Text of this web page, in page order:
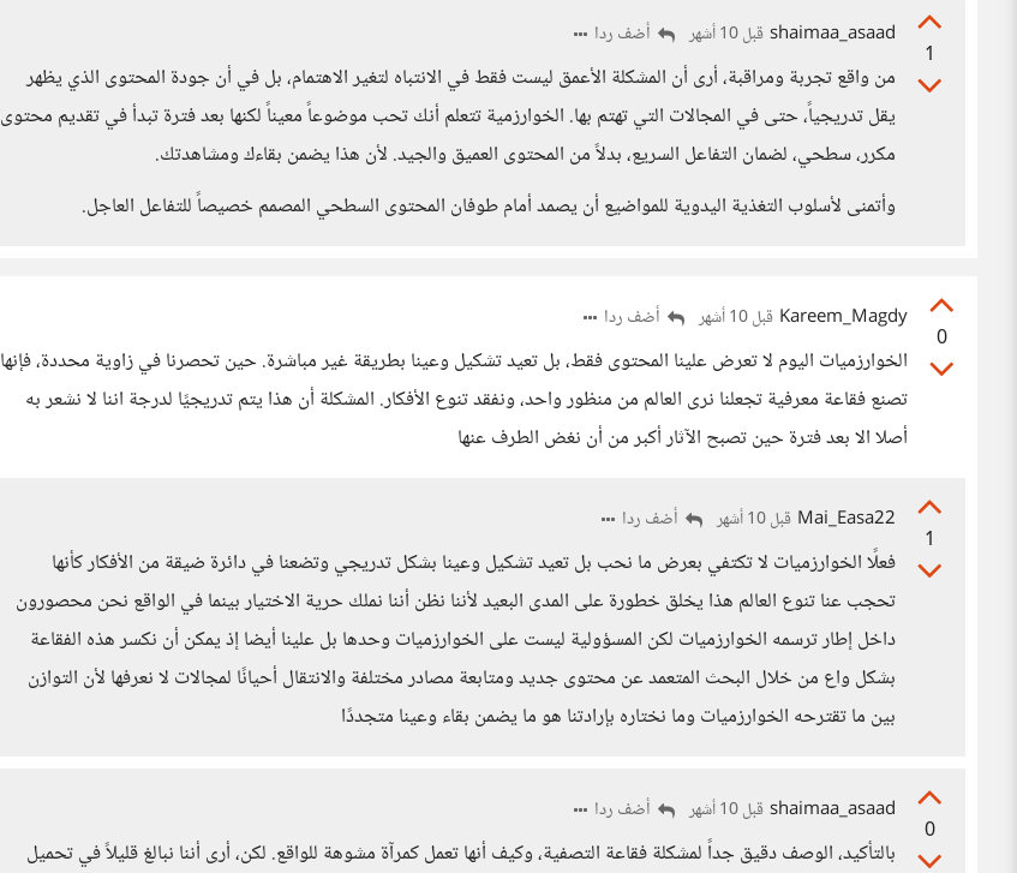
1
shaimaa_asaad قبل 10 أشهر أضف ردا
من واقع تجربة ومراقبة، أرى أن المشكلة الأعمق ليست فقط في الانتباه لتغير الاهتمام، بل في أن جودة المحتوى الذي يظهر
يقل تدريجياً، حتى في المجالات التي تهتم بها. الخوارزمية تتعلم أنك تحب موضوعاً معيناً لكنها بعد فترة تبدأ في تقديم محتوى
مكرر، سطحي، لضمان التفاعل السريع، بدلاً من المحتوى العميق والجيد. لأن هذا يضمن بقاءك ومشاهدتك.
وأتمنى لأسلوب التغذية اليدوية للمواضيع أن يصمد أمام طوفان المحتوى السطحي المصمم خصيصاً للتفاعل العاجل.
0
Kareem_Magdy قبل 10 أشهر أضف ردا
الخوارزميات اليوم لا تعرض علينا المحتوى فقط، بل تعيد تشكيل وعينا بطريقة غير مباشرة. حين تحصرنا في زاوية محددة، فإنها
تصنع فقاعة معرفية تجعلنا نرى العالم من منظور واحد، ونفقد تنوع الأفكار. المشكلة أن هذا يتم تدريجيًا لدرجة اننا لا نشعر به
أصلا الا بعد فترة حين تصبح الآثار أكبر من أن نغض الطرف عنها
1
Mai_Easa22 قبل 10 أشهر أضف ردا
فعلًا الخوارزميات لا تكتفي بعرض ما نحب بل تعيد تشكيل وعينا بشكل تدريجي وتضعنا في دائرة ضيقة من الأفكار كأنها
تحجب عنا تنوع العالم هذا يخلق خطورة على المدى البعيد لأننا نظن أننا نملك حرية الاختيار بينما في الواقع نحن محصورون
داخل إطار ترسمه الخوارزميات لكن المسؤولية ليست على الخوارزميات وحدها بل علينا أيضا إذ يمكن أن نكسر هذه الفقاعة
بشكل واع من خلال البحث المتعمد عن محتوى جديد ومتابعة مصادر مختلفة والانتقال أحيانًا لمجالات لا نعرفها لأن التوازن
بين ما تقترحه الخوارزميات وما نختاره بإرادتنا هو ما يضمن بقاء وعينا متجددًا
0
shaimaa_asaad قبل 10 أشهر أضف ردا
بالتأكيد، الوصف دقيق جداً لمشكلة فقاعة التصفية، وكيف أنها تعمل كمرآة مشوهة للواقع. لكن، أرى أننا نبالغ قليلاً في تحميل